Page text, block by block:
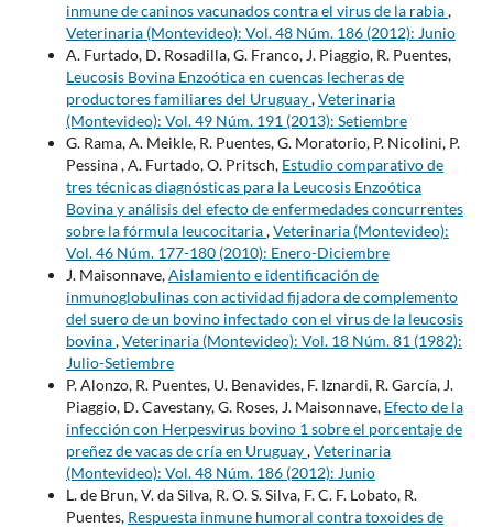
inmune de caninos vacunados contra el virus de la rabia,
Veterinaria (Montevideo): Vol. 48 Núm. 186 (2012): Junio
A. Furtado, D. Rosadilla, G. Franco, J. Piaggio, R. Puentes,
Leucosis Bovina Enzoótica en cuencas lecheras de
productores familiares del Uruguay,Veterinaria
(Montevideo): Vol. 49 Núm. 191 (2013): Setiembre
G. Rama, A. Meikle, R. Puentes, G. Moratorio, P. Nicolini, P.
Pessina , A. Furtado, O. Pritsch, Estudio comparativo de
tres técnicas diagnósticas para la Leucosis Enzoótica
Bovina y análisis del efecto de enfermedades concurrentes
sobre la fórmula leucocitaria,Veterinaria (Montevideo):
Vol. 46 Núm. 177-180 (2010): Enero-Diciembre
J. Maisonnave,Aislamiento e identificación de
inmunoglobulinas con actividad fijadora de complemento
del suero de un bovino infectado con el virus de la leucosis
bovina,Veterinaria (Montevideo): Vol. 18 Núm. 81 (1982):
Julio-Setiembre
P. Alonzo, R. Puentes, U. Benavides, F. Iznardi, R. García, J.
Piaggio, D. Cavestany, G. Roses, J. Maisonnave, Efecto de la
infección con Herpesvirus bovino 1 sobre el porcentaje de
preñez de vacas de cría en Uruguay,Veterinaria
(Montevideo): Vol. 48 Núm. 186 (2012): Junio
L. de Brun, V. da Silva, R. O. S. Silva, F. C. F. Lobato, R.
Puentes, Respuesta inmune humoral contra toxoides de